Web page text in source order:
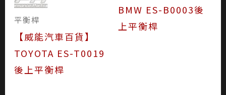
平衡桿
【威能汽車百貨】
TOYOTA ES-T0019
後上平衡桿
BMW ES-B0003後
上平衡桿